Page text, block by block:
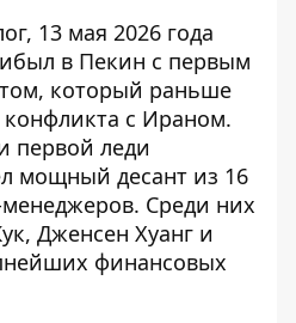
13 мая 2026 года
в Пекин с первым
, который раньше
конфликта с Ираном.
первой леди
мощный десант из 16
Среди них
Дженсен Хуанг и
финансовых